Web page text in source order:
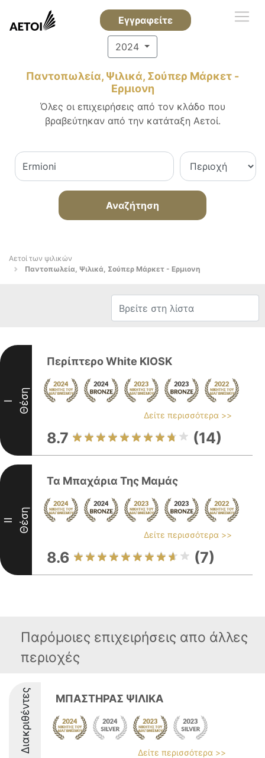
Εγγραφείτε
2024
Παντοπωλεία, Ψιλικά, Σούπερ Μάρκετ -
Ερμιονη
Όλες οι επιχειρήσεις από τον κλάδο που
βραβεύτηκαν από την κατάταξη Αετοί.
Αναζήτηση
Αετοί των ψιλικών
Παντοπωλεία, Ψιλικά, Σούπερ Μάρκετ - Ερμιονη
I Θέση
Περίπτερο White KIOSK
Δείτε περισσότερα >>
8.7 (14)
II Θέση
Τα Μπαχάρια Της Μαμάς
Δείτε περισσότερα >>
8.6 (7)
Παρόμοιες επιχειρήσεις απο άλλες
περιοχές
Διακριθέντες ΜΠΑΣΤΗΡΑΣ ΨΙΛΙΚΑ
Δείτε περισσότερα >>